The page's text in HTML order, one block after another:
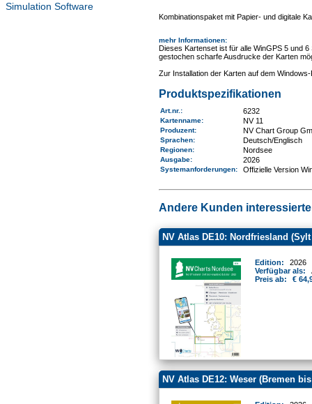
Simulation Software
Kombinationspaket mit Papier- und digitale
mehr Informationen:
Dieses Kartenset ist für alle WinGPS 5 und
gestochen scharfe Ausdrucke der Karten
Zur Installation der Karten auf dem
Produktspezifikationen
Art.nr. : 6232
Kartenname: NV 11
Produzent: NV Chart Group
Sprachen: Deutsch/Englisch
Regionen: Nordsee
Ausgabe: 2026
Systemanforderungen: Offizielle Version
Andere Kunden
NV Atlas DE10: Nordfriesland
Edition:
2026
Verfügbar als:
Preis ab:
€
NV Atlas DE12: Weser (Bremen